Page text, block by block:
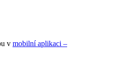
v mobilní aplikaci –